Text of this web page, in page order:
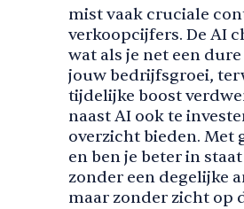
mist vaak cruciale
verkoopcijfers. De AI
wat als je net een
jouw bedrijfsgroei,
tijdelijke boost
naast AI ook te
overzicht bieden. Met
en ben je beter in
zonder een degelijke
maar zonder zicht op